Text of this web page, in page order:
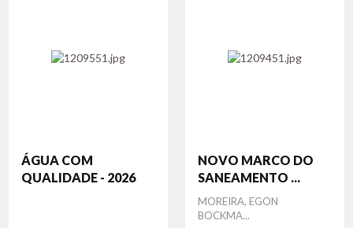
ÁGUA COM
QUALIDADE - 2026
NOVO MARCO DO
SANEAMENTO ...
Autor
MOREIRA, EGON
BOCKMA...